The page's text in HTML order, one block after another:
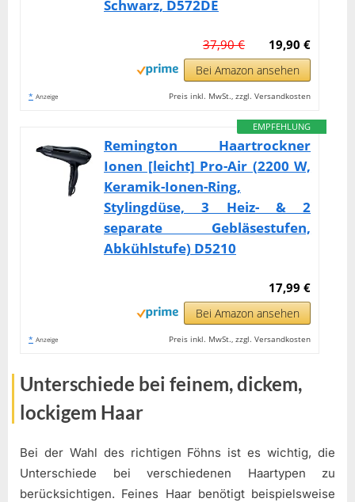
Schwarz, D572DE
19,90 €
37,90 €
Bei Amazon ansehen
* Anzeige Preis inkl. MwSt., zzgl. Versandkosten
EMPFEHLUNG
Remington Haartrockner
Ionen [leicht] Pro-Air (2200 W,
Keramik-Ionen-Ring,
Stylingdüse, 3 Heiz- & 2
separate Gebläsestufen,
Abkühlstufe) D5210
17,99 €
Bei Amazon ansehen
* Anzeige Preis inkl. MwSt., zzgl. Versandkosten
Unterschiede bei feinem, dickem,
lockigem Haar
Bei der Wahl des richtigen Föhns ist es wichtig, die
Unterschiede bei verschiedenen Haartypen zu
berücksichtigen. Feines Haar benötigt beispielsweise